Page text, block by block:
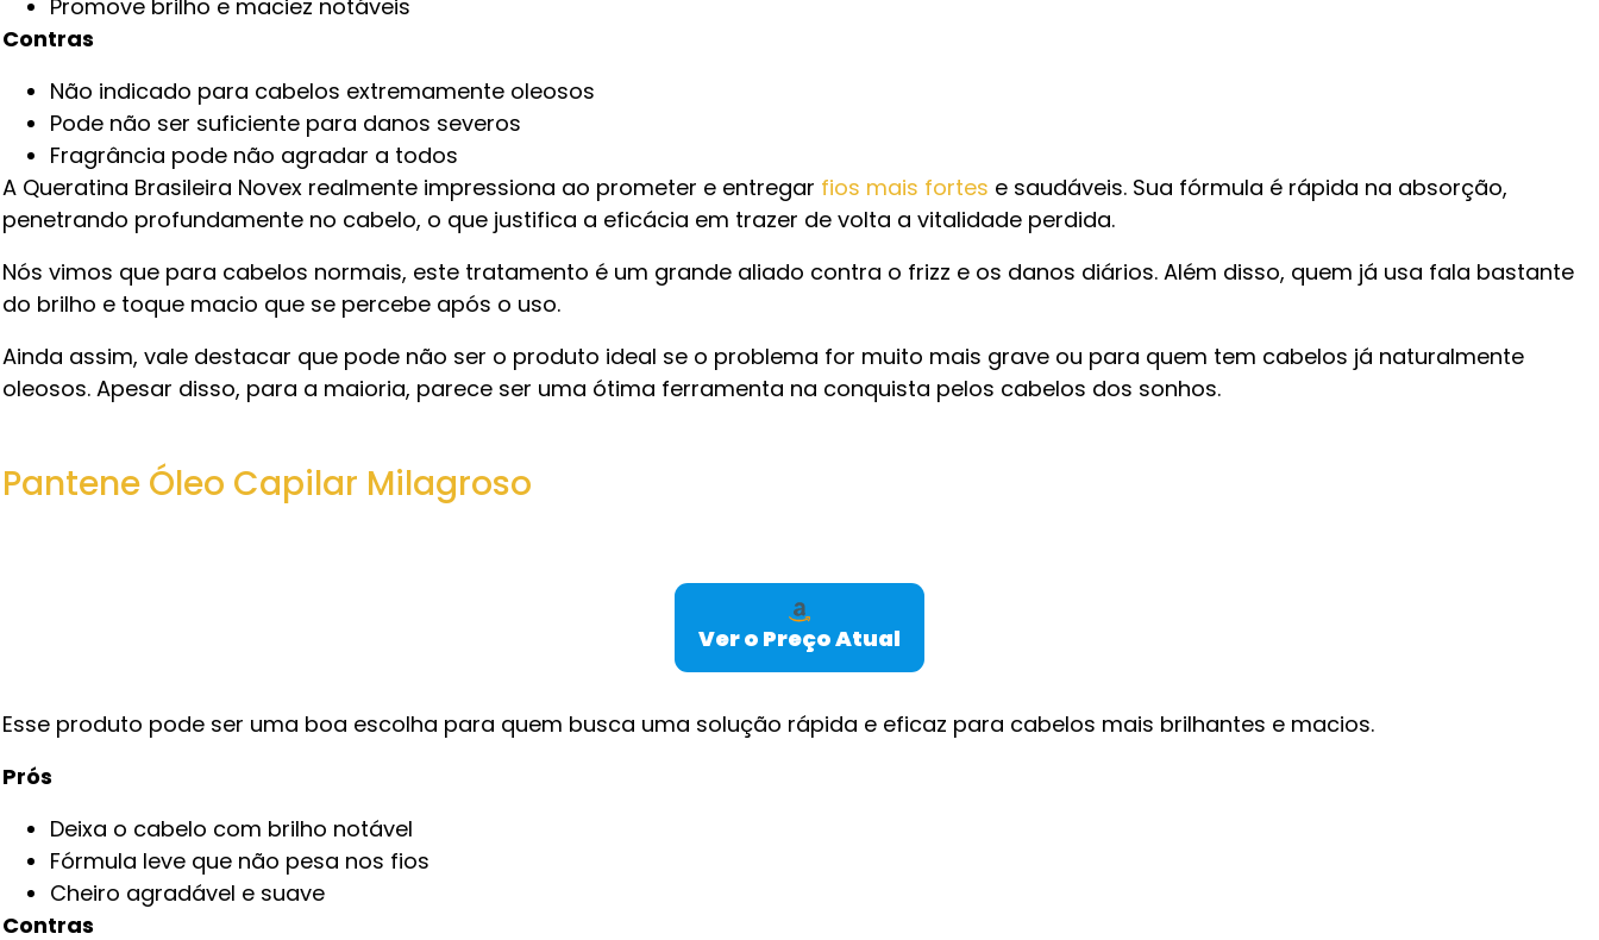
Promove brilho e maciez notáveis
Contras
Não indicado para cabelos extremamente oleosos
Pode não ser suficiente para danos severos
Fragrância pode não agradar a todos
A Queratina Brasileira Novex realmente impressiona ao prometer e entregar fios mais fortes e saudáveis. Sua fórmula é rápida na absorção,
penetrando profundamente no cabelo, o que justifica a eficácia em trazer de volta a vitalidade perdida.
Nós vimos que para cabelos normais, este tratamento é um grande aliado contra o frizz e os danos diários. Além disso, quem já usa fala bastante
do brilho e toque macio que se percebe após o uso.
Ainda assim, vale destacar que pode não ser o produto ideal se o problema for muito mais grave ou para quem tem cabelos já naturalmente
oleosos. Apesar disso, para a maioria, parece ser uma ótima ferramenta na conquista pelos cabelos dos sonhos.
Pantene Óleo Capilar Milagroso
Ver o Preço Atual
Esse produto pode ser uma boa escolha para quem busca uma solução rápida e eficaz para cabelos mais brilhantes e macios.
Prós
Deixa o cabelo com brilho notável
Fórmula leve que não pesa nos fios
Cheiro agradável e suave
Contras